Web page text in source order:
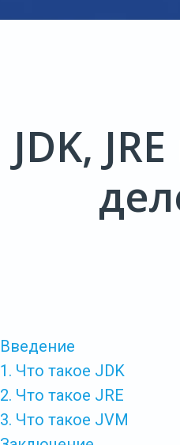
JDK,
Введение
1. Что такое JDK
2. Что такое JRE
3. Что такое JVM